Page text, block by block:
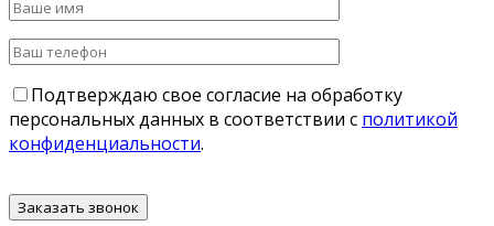
Подтверждаю свое согласие на обработку
персональных данных в соответствии с политикой
конфиденциальности.